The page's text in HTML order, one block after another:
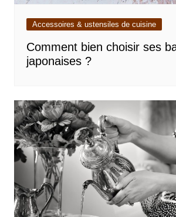
Accessoires & ustensiles de cuisine
Comment bien choisir ses
japonaises ?